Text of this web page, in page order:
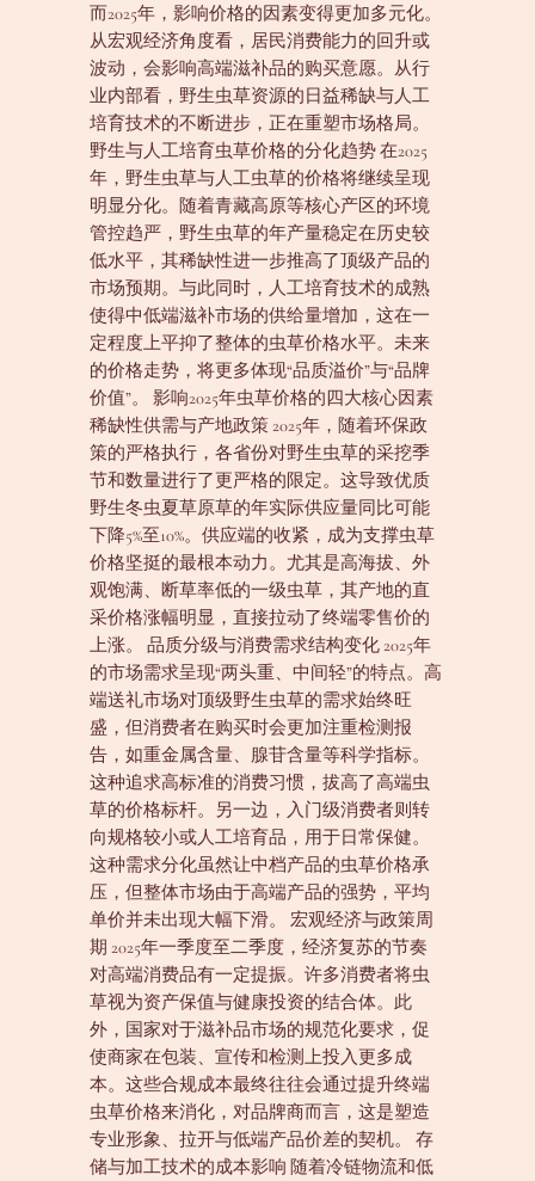
而2025年，影响价格的因素变得更加多元化。
从宏观经济角度看，居民消费能力的回升或
波动，会影响高端滋补品的购买意愿。从行
业内部看，野生虫草资源的日益稀缺与人工
培育技术的不断进步，正在重塑市场格局。
野生与人工培育虫草价格的分化趋势 在2025
年，野生虫草与人工虫草的价格将继续呈现
明显分化。随着青藏高原等核心产区的环境
管控趋严，野生虫草的年产量稳定在历史较
低水平，其稀缺性进一步推高了顶级产品的
市场预期。与此同时，人工培育技术的成熟
使得中低端滋补市场的供给量增加，这在一
定程度上平抑了整体的虫草价格水平。未来
的价格走势，将更多体现“品质溢价”与“品牌
价值”。 影响2025年虫草价格的四大核心因素
稀缺性供需与产地政策 2025年，随着环保政
策的严格执行，各省份对野生虫草的采挖季
节和数量进行了更严格的限定。这导致优质
野生冬虫夏草原草的年实际供应量同比可能
下降5%至10%。供应端的收紧，成为支撑虫草
价格坚挺的最根本动力。尤其是高海拔、外
观饱满、断草率低的一级虫草，其产地的直
采价格涨幅明显，直接拉动了终端零售价的
上涨。 品质分级与消费需求结构变化 2025年
的市场需求呈现“两头重、中间轻”的特点。高
端送礼市场对顶级野生虫草的需求始终旺
盛，但消费者在购买时会更加注重检测报
告，如重金属含量、腺苷含量等科学指标。
这种追求高标准的消费习惯，拔高了高端虫
草的价格标杆。另一边，入门级消费者则转
向规格较小或人工培育品，用于日常保健。
这种需求分化虽然让中档产品的虫草价格承
压，但整体市场由于高端产品的强势，平均
单价并未出现大幅下滑。 宏观经济与政策周
期 2025年一季度至二季度，经济复苏的节奏
对高端消费品有一定提振。许多消费者将虫
草视为资产保值与健康投资的结合体。此
外，国家对于滋补品市场的规范化要求，促
使商家在包装、宣传和检测上投入更多成
本。这些合规成本最终往往会通过提升终端
虫草价格来消化，对品牌商而言，这是塑造
专业形象、拉开与低端产品价差的契机。 存
储与加工技术的成本影响 随着冷链物流和低